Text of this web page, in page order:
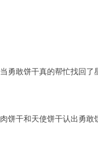
勇敢饼干真的帮忙找回了
饼干和天使饼干认出勇敢